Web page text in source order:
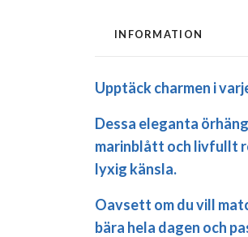
INFORMATION
Upptäck charmen i
Dessa eleganta
marinblått och livfullt
lyxig känsla.
Oavsett om du vill
bära hela dagen och